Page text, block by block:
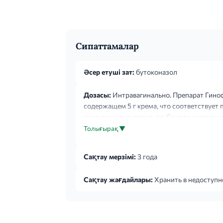
Сипаттамалар
Әсер етуші зат: бутоконазол
Дозасы: Интравагинально. Препарат
содержащем 5 г крема, что
вводится однократно, глубоко во
младше 14 лет. Эффективность и
колпачком. Колпачок не удалять. Если
влагалище. Медленно надавливая на
Толығырақ ▼
Сақтау мерзімі: 3 года
Сақтау жағдайлары: Хранить в